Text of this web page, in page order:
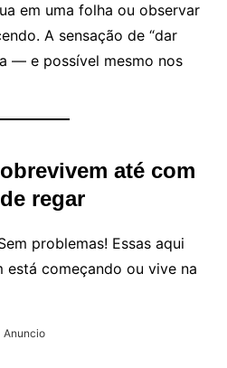
em uma folha ou observar
A sensação de “dar
— e possível mesmo nos
até com
regar
problemas! Essas aqui
está começando ou vive na
Anuncio